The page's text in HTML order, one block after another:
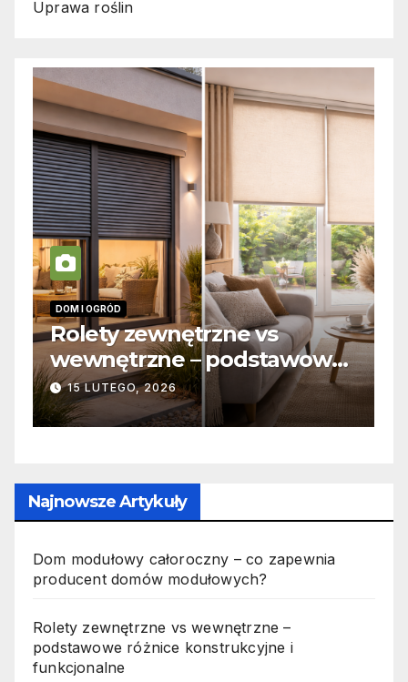
Uprawa roślin
DOM I OGRÓD
Rolety zewnętrzne vs
wewnętrzne – podstawowe
różnice konstrukcyjne i
funkcjonalne
15 LUTEGO, 2026
Najnowsze Artykuły
Dom modułowy całoroczny – co zapewnia
producent domów modułowych?
Rolety zewnętrzne vs wewnętrzne –
podstawowe różnice konstrukcyjne i
funkcjonalne